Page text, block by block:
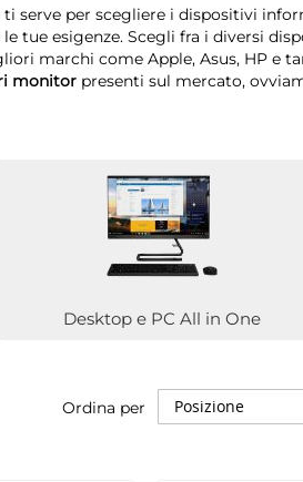
serve per scegliere i dispositivi
tue esigenze. Scegli fra i diversi
marchi come Apple, Asus, HP e
monitor presenti sul mercato,
Desktop e PC All in One
Ordina per